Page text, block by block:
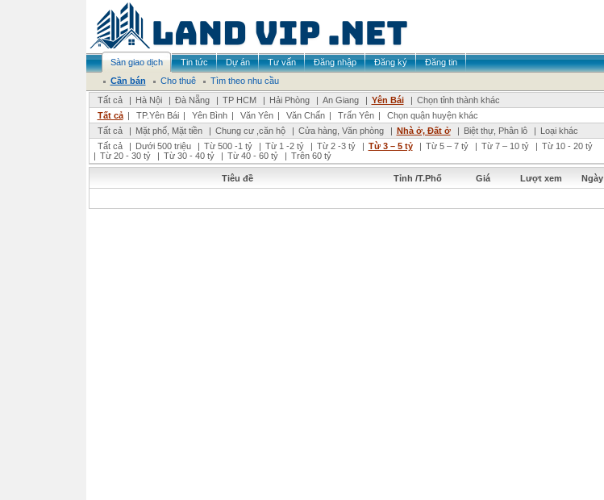
Sàn giao dịch Tin tức Dự án Tư vấn Đăng nhập Đăng ký
Đăng tin
Cần bán
Cho thuê
Tìm theo nhu cầu
Tất cả
| Hà Nội | Đà Nẵng | TP HCM | Hải Phòng | An Giang | Yên Bái | Chọn tỉnh thành khác
Tất cả | TP.Yên Bái | Yên Bình | Văn Yên | Văn Chấn | Trấn Yên |
Chọn quận huyện khác
Tất cả
| Mặt phố, Mặt tiền | Chung cư ,căn hộ | Cửa hàng, Văn phòng | Nhà ở, Đất ở | Biệt thự, Phân lô | Loại khác
Tất cả
| Dưới 500 triệu | Từ 500 -1 tỷ | Từ 1 -2 tỷ | Từ 2 -3 tỷ | Từ 3 – 5 tỷ | Từ 5 – 7 tỷ | Từ 7 – 10 tỷ | Từ 10 - 20 tỷ
| Từ 20 - 30 tỷ | Từ 30 - 40 tỷ | Từ 40 - 60 tỷ | Trên 60 tỷ
Tiêu đề Tỉnh /T.Phố Giá Lượt xem Ngày